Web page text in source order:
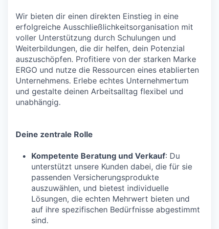
Wir bieten dir einen direkten Einstieg in eine
erfolgreiche Ausschließlichkeitsorganisation mit
voller Unterstützung durch Schulungen und
Weiterbildungen, die dir helfen, dein Potenzial
auszuschöpfen. Profitiere von der starken Marke
ERGO und nutze die Ressourcen eines etablierten
Unternehmens. Erlebe echtes Unternehmertum
und gestalte deinen Arbeitsalltag flexibel und
unabhängig.
Deine zentrale Rolle
Kompetente Beratung und Verkauf: Du
unterstützt unsere Kunden dabei, die für sie
passenden Versicherungsprodukte
auszuwählen, und bietest individuelle
Lösungen, die echten Mehrwert bieten und
auf ihre spezifischen Bedürfnisse abgestimmt
sind.